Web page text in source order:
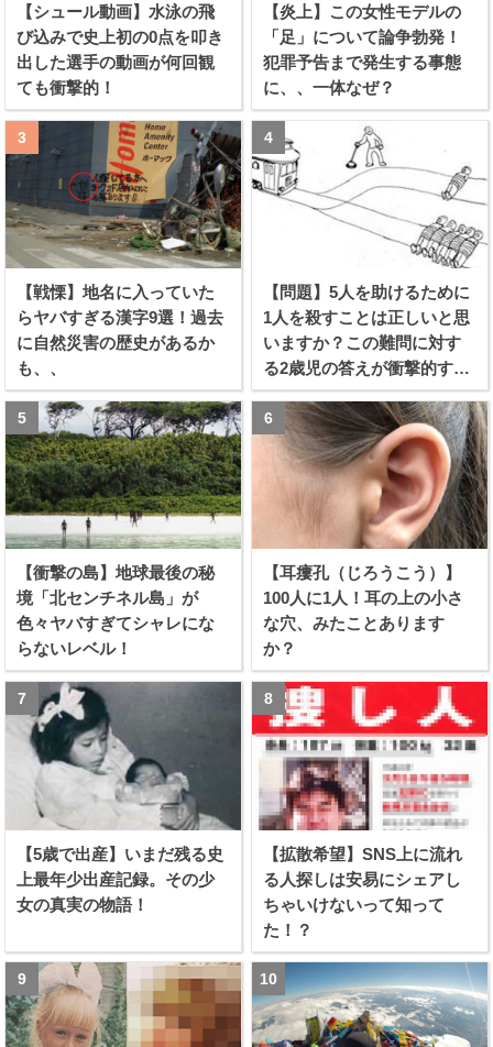
【シュール動画】水泳の飛
び込みで史上初の0点を叩き
出した選手の動画が何回観
ても衝撃的！
【炎上】この女性モデルの
「足」について論争勃発！
犯罪予告まで発生する事態
に、、一体なぜ？
【戦慄】地名に入っていた
らヤバすぎる漢字9選！過去
に自然災害の歴史があるか
も、、
【問題】5人を助けるために
1人を殺すことは正しいと思
いますか？この難問に対す
る2歳児の答えが衝撃的すぎ
る！！
【衝撃の島】地球最後の秘
境「北センチネル島」が
色々ヤバすぎてシャレにな
らないレベル！
【耳瘻孔（じろうこう）】
100人に1人！耳の上の小さ
な穴、みたことあります
か？
【5歳で出産】いまだ残る史
上最年少出産記録。その少
女の真実の物語！
【拡散希望】SNS上に流れ
る人探しは安易にシェアし
ちゃいけないって知って
た！？